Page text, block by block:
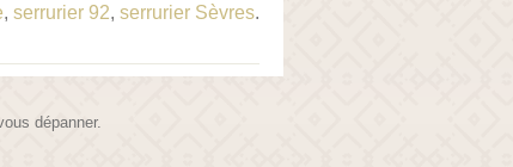
, serrurier 92, serrurier Sèvres.
dépanner.